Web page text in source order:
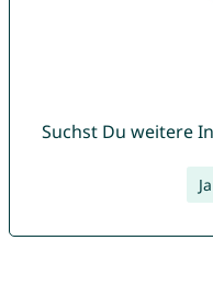
Suchst Du weitere
Ja